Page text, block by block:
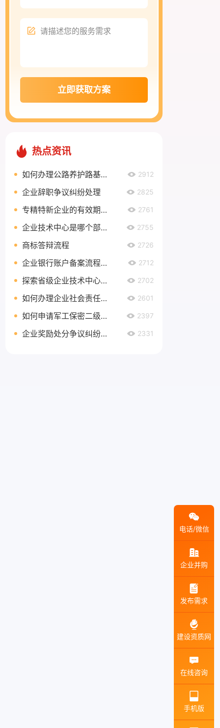
立即获取方案
热点资讯
如何办理公路养护路基路面乙级资质？ 2912
企业辞职争议纠纷处理 2825
专精特新企业的有效期有多久？ 2761
企业技术中心是哪个部门认定？ 2755
商标答辩流程 2726
企业银行账户备案流程是什么？ 2712
探索省级企业技术中心奖励政策，助力企业创新发展 2702
如何办理企业社会责任管理体系认证延期 2601
如何申请军工保密二级资质 2397
企业奖励处分争议纠纷处理 2331
电话/微信
企业并购
发布需求
建设资质网
在线咨询
手机版